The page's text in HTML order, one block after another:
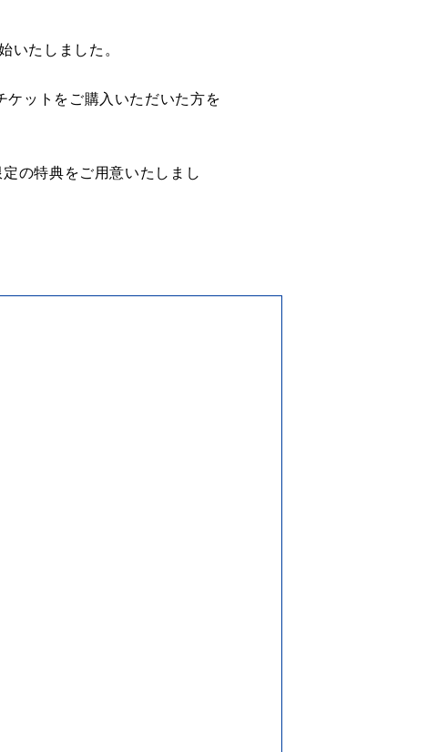
いたしました。
ケットをご購入いただいた方を
の特典をご用意いたしまし